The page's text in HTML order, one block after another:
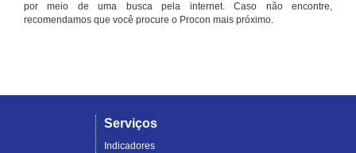
por meio de uma busca pela internet. Caso não encontre,
recomendamos que você procure o Procon mais próximo.
Serviços
Indicadores